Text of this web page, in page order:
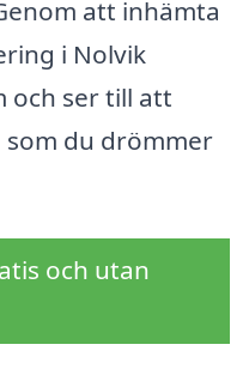
att inhämta
i Nolvik
och ser till att
du drömmer
och utan